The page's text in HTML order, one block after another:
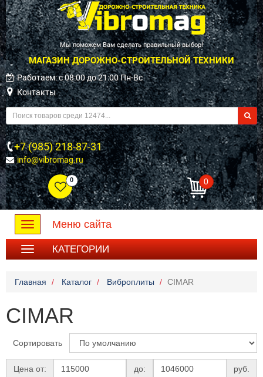
Мы поможем Вам сделать правильный выбор!
МАГАЗИН ДОРОЖНО-СТРОИТЕЛЬНОЙ ТЕХНИКИ
Работаем: c 08:00 до 21:00 Пн-Вс
Контакты
+7 (985) 218-87-31
info@vibromag.ru
0 0
Toggle
navigation
Меню сайта
КАТЕГОРИИ
Главная Каталог Виброплиты CIMAR
CIMAR
Сортировать
Цена от: до: руб.